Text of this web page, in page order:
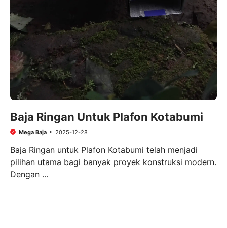
Baja Ringan Untuk Plafon Kotabumi
Mega Baja 2025-12-28
Baja Ringan untuk Plafon Kotabumi telah menjadi
pilihan utama bagi banyak proyek konstruksi modern.
Dengan ...